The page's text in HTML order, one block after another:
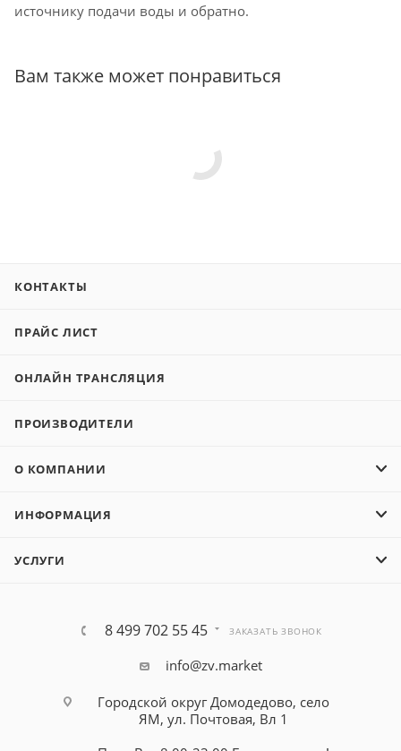
источнику подачи воды и обратно.
Вам также может понравиться
КОНТАКТЫ
ПРАЙС ЛИСТ
ОНЛАЙН ТРАНСЛЯЦИЯ
ПРОИЗВОДИТЕЛИ
О КОМПАНИИ
ИНФОРМАЦИЯ
УСЛУГИ
8 499 702 55 45 ЗАКАЗАТЬ ЗВОНОК
info@zv.market
Городской округ Домодедово, село
ЯМ, ул. Почтовая, Вл 1